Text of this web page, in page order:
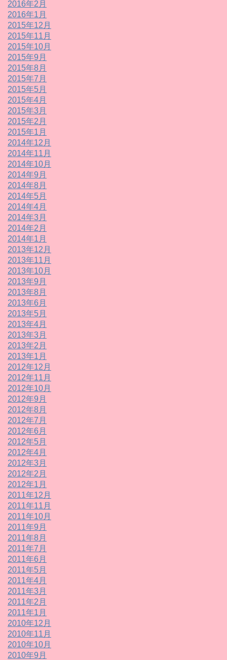
2016年2月
2016年1月
2015年12月
2015年11月
2015年10月
2015年9月
2015年8月
2015年7月
2015年5月
2015年4月
2015年3月
2015年2月
2015年1月
2014年12月
2014年11月
2014年10月
2014年9月
2014年8月
2014年5月
2014年4月
2014年3月
2014年2月
2014年1月
2013年12月
2013年11月
2013年10月
2013年9月
2013年8月
2013年6月
2013年5月
2013年4月
2013年3月
2013年2月
2013年1月
2012年12月
2012年11月
2012年10月
2012年9月
2012年8月
2012年7月
2012年6月
2012年5月
2012年4月
2012年3月
2012年2月
2012年1月
2011年12月
2011年11月
2011年10月
2011年9月
2011年8月
2011年7月
2011年6月
2011年5月
2011年4月
2011年3月
2011年2月
2011年1月
2010年12月
2010年11月
2010年10月
2010年9月